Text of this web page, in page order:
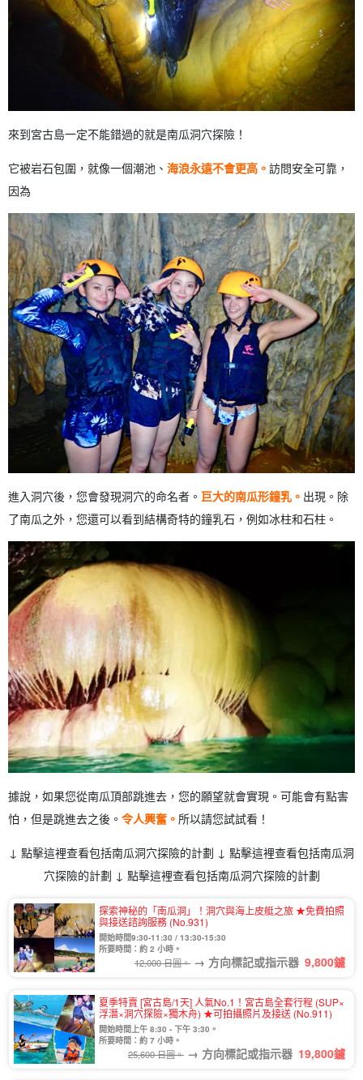
來到宮古島一定不能錯過的就是南瓜洞穴探險！
它被岩石包圍，就像一個潮池、 海浪永遠不會更高。 訪問安全可靠，
因為
進入洞穴後，您會發現洞穴的命名者。 巨大的南瓜形鐘乳。 出現。除
了南瓜之外，您還可以看到結構奇特的鐘乳石，例如冰柱和石柱。
據說，如果您從南瓜頂部跳進去，您的願望就會實現。可能會有點害
怕，但是跳進去之後。 令人興奮。 所以請您試試看！
↓ 點擊這裡查看包括南瓜洞穴探險的計劃 ↓ 點擊這裡查看包括南瓜洞
穴探險的計劃 ↓ 點擊這裡查看包括南瓜洞穴探險的計劃
探索神秘的「南瓜洞」！洞穴與海上皮艇之旅 ★免費拍照
與接送諮詢服務 (No.931)
開始時間9:30-11:30 / 13:30-15:30
所要時間：約 2 小時。
12,000 日圓。 → 方向標記或指示器 9,800鑢
夏季特賣 [宮古島/1天] 人氣No.1！宮古島全套行程 (SUP×
浮潛×洞穴探險×獨木舟) ★可拍攝照片及接送 (No.911)
開始時間上午 8:30 - 下午 3:30。
所要時間：約 7 小時。
25,600 日圓。 → 方向標記或指示器 19,800鑢